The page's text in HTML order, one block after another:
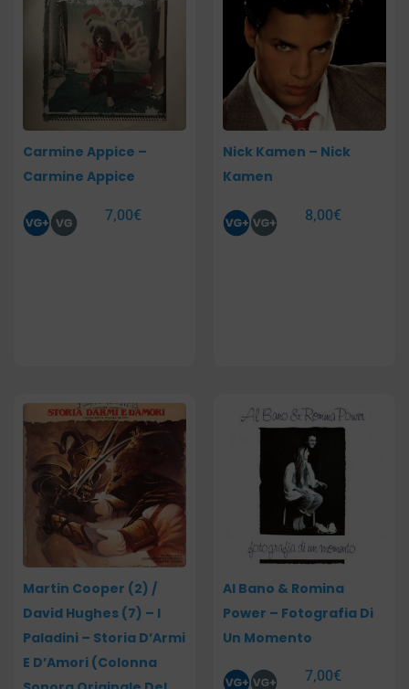
Carmine Appice –
Carmine Appice
7,00€
Nick Kamen – Nick
Kamen
8,00€
Martin Cooper (2) /
David Hughes (7) – I
Paladini – Storia D’Armi
E D’Amori (Colonna
Al Bano & Romina
Power – Fotografia Di
Un Momento
7,00€